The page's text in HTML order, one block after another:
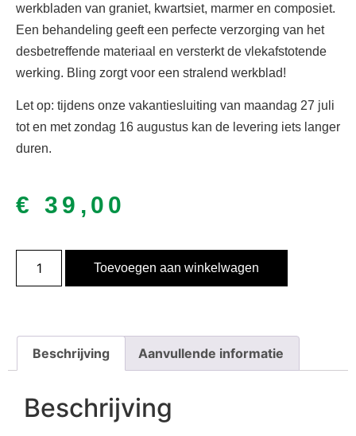
werkbladen van graniet, kwartsiet, marmer en composiet.
Een behandeling geeft een perfecte verzorging van het
desbetreffende materiaal en versterkt de vlekafstotende
werking. Bling zorgt voor een stralend werkblad!
Let op: tijdens onze vakantiesluiting van maandag 27 juli
tot en met zondag 16 augustus kan de levering iets langer
duren.
€ 39,00
Toevoegen aan winkelwagen
Beschrijving Aanvullende informatie
Beschrijving